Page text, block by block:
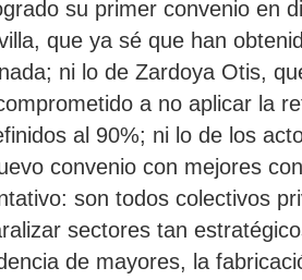
su primer convenio en
que ya sé que han
ni lo de Zardoya Otis,
a no aplicar la
al 90%; ni lo de los
convenio con mejores
son todos colectivos
sectores tan
de mayores, la